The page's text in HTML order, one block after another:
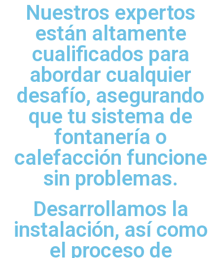
Nuestros expertos
están altamente
cualificados para
abordar cualquier
desafío, asegurando
que tu sistema de
fontanería o
calefacción funcione
sin problemas.
Desarrollamos la
instalación, así como
el proceso de